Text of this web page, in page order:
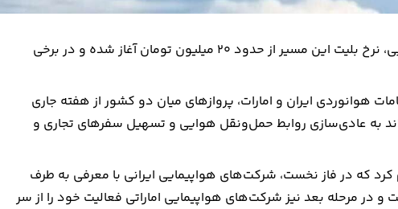
هم‌زمان با آغاز فروش بلیت پروازهای مستقیم تهران-دبی، نرخ بلیت این مسیر از حدود ۲۰ میلیون تومان آغاز شده و در برخی
هوانوردی ایران و امارات، پروازهای میان دو کشور از هفته جاری
به عادی‌سازی روابط حمل‌ونقل هوایی و تسهیل سفرهای تجاری و
که در فاز نخست، شرکت‌های هواپیمایی ایرانی با معرفی به طرف
و در مرحله بعد نیز شرکت‌های هواپیمایی اماراتی فعالیت خود را از سر